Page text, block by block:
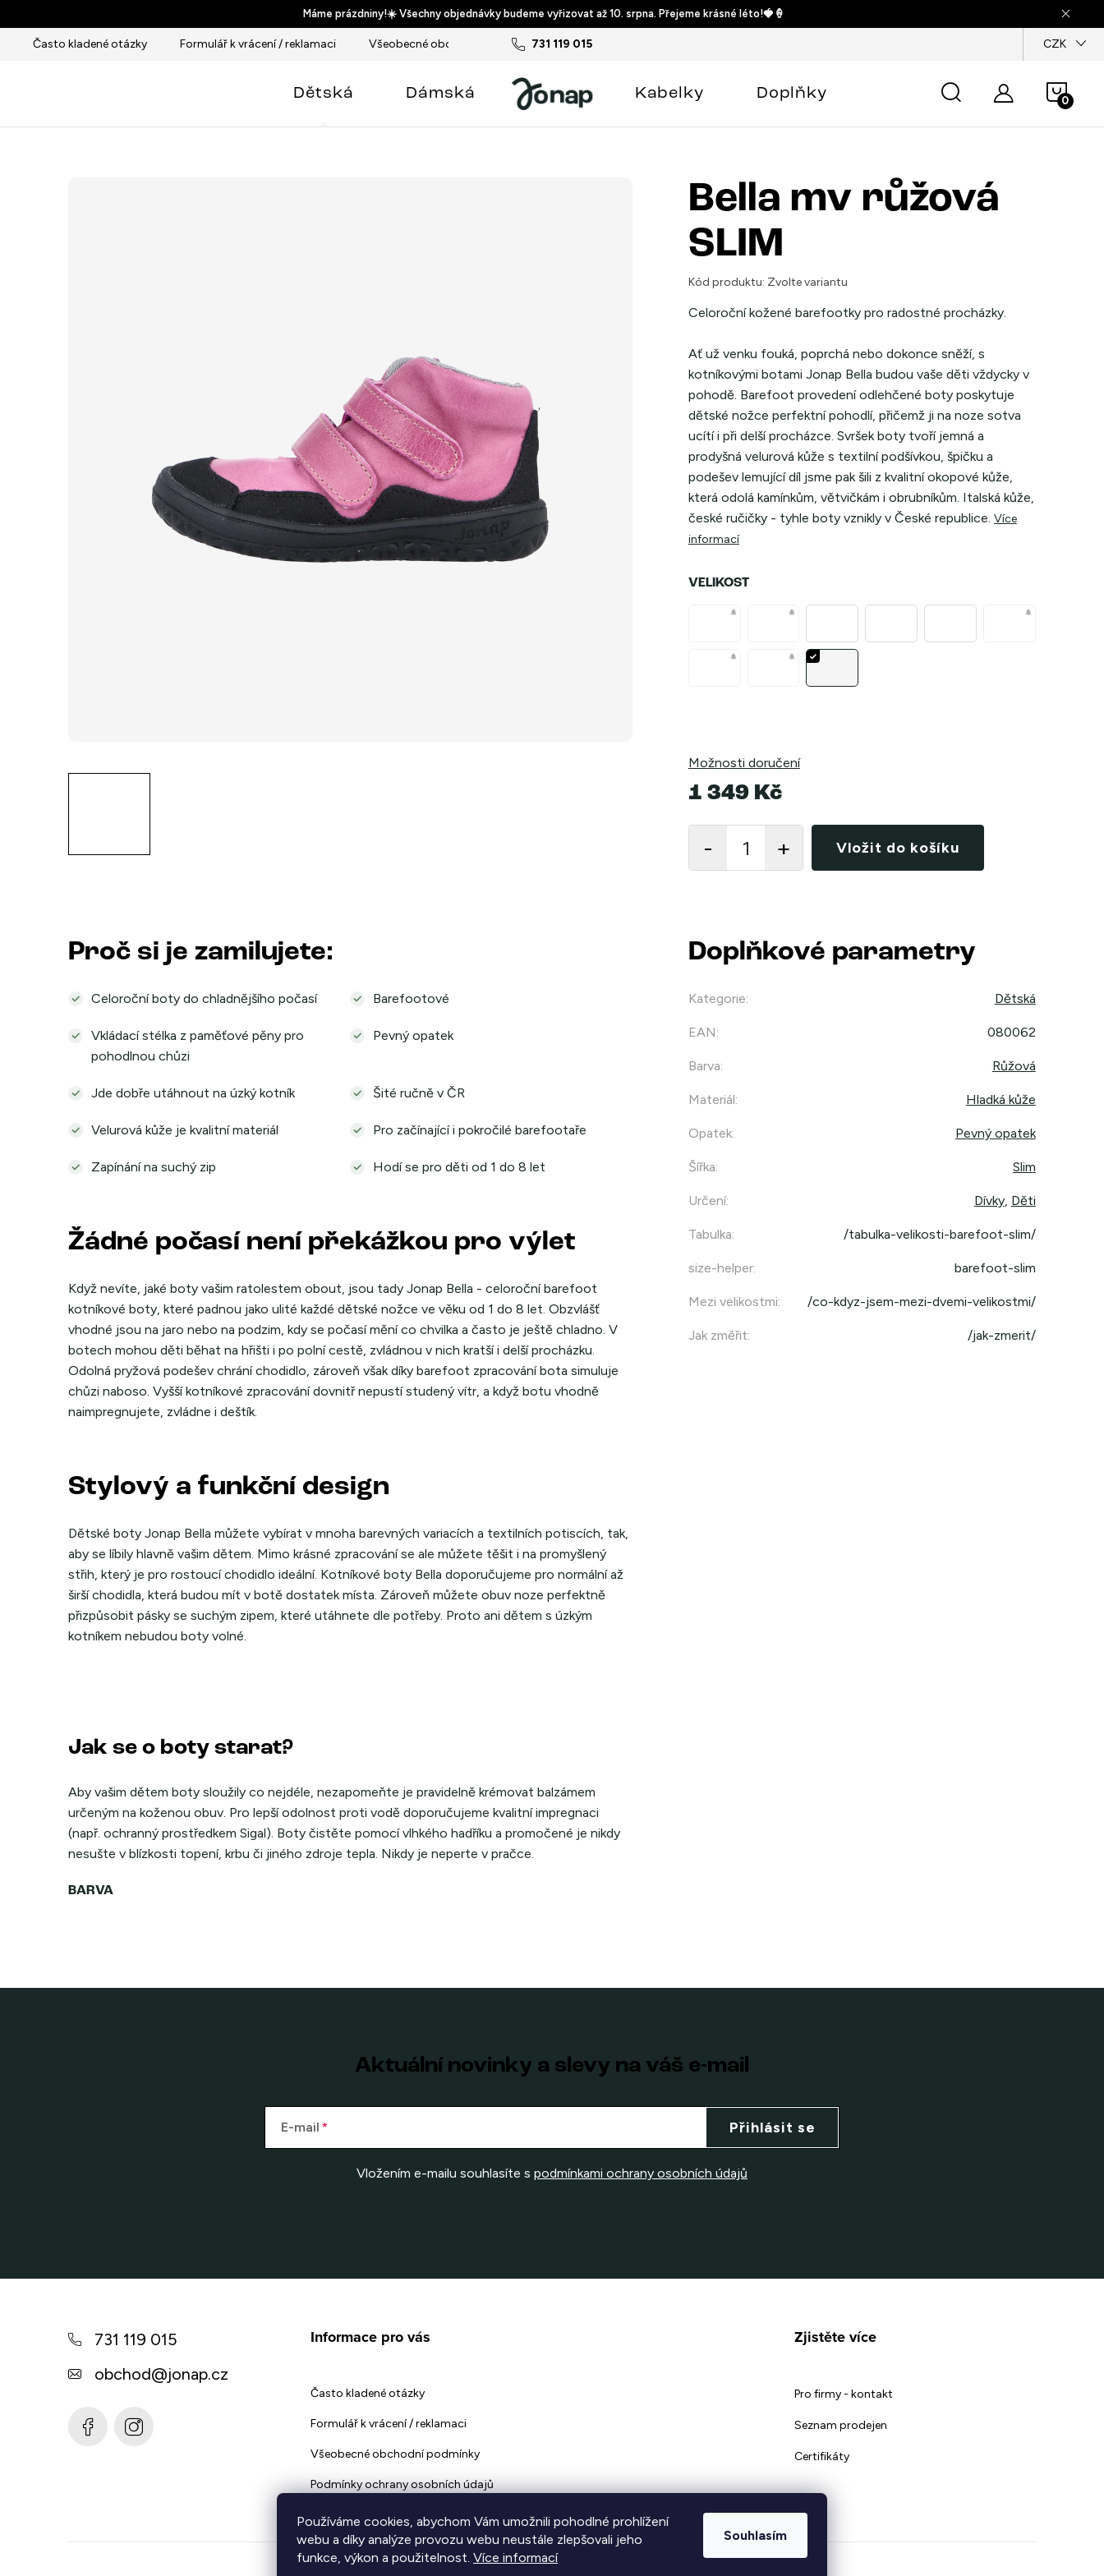
Používáme cookies, abychom Vám umožnili pohodlné prohlížení
webu a díky analýze provozu webu neustále zlepšovali jeho
funkce, výkon a použitelnost. Více informací
Souhlasím
na
obsah
Máme prázdniny!☀️ Všechny objednávky budeme vyřizovat až 10. srpna. Přejeme krásné léto!🍓🍦
731 119 015
Často kladené otázky Formulář k vrácení / reklamaci Všeobecné obchodní podmínky Podmínky ochrany osobních údajů CZK
košík
Dětská Dámská Kabelky Doplňky
Bella mv růžová
SLIM
Kód produktu: Zvolte variantu
Celoroční kožené barefootky pro radostné procházky.
Ať už venku fouká, poprchá nebo dokonce sněží, s
kotníkovými botami Jonap Bella budou vaše děti vždycky v
pohodě. Barefoot provedení odlehčené boty poskytuje
dětské nožce perfektní pohodlí, přičemž ji na noze sotva
ucítí i při delší procházce. Svršek boty tvoří jemná a
prodyšná velurová kůže s textilní podšívkou, špičku a
podešev lemující díl jsme pak šili z kvalitní okopové kůže,
která odolá kamínkům, větvičkám i obrubníkům. Italská kůže,
české ručičky - tyhle boty vznikly v České republice. Více
informací
VELIKOST
Možnosti doručení
1 349 Kč
Vložit do košíku
Proč si je zamilujete:
Celoroční boty do chladnějšího počasí Barefootové
Vkládací stélka z paměťové pěny pro
pohodlnou chůzi
Pevný opatek
Jde dobře utáhnout na úzký kotník Šité ručně v ČR
Velurová kůže je kvalitní materiál Pro začínající i pokročilé barefootaře
Zapínání na suchý zip Hodí se pro děti od 1 do 8 let
Žádné počasí není překážkou pro výlet
Když nevíte, jaké boty vašim ratolestem obout, jsou tady Jonap Bella - celoroční barefoot
kotníkové boty, které padnou jako ulité každé dětské nožce ve věku od 1 do 8 let. Obzvlášť
vhodné jsou na jaro nebo na podzim, kdy se počasí mění co chvilka a často je ještě chladno. V
botech mohou děti běhat na hřišti i po polní cestě, zvládnou v nich kratší i delší procházku.
Odolná pryžová podešev chrání chodidlo, zároveň však díky barefoot zpracování bota simuluje
chůzi naboso. Vyšší kotníkové zpracování dovnitř nepustí studený vítr, a když botu vhodně
naimpregnujete, zvládne i deštík.
Stylový a funkční design
Dětské boty Jonap Bella můžete vybírat v mnoha barevných variacích a textilních potiscích, tak,
aby se líbily hlavně vašim dětem. Mimo krásné zpracování se ale můžete těšit i na promyšlený
střih, který je pro rostoucí chodidlo ideální. Kotníkové boty Bella doporučujeme pro normální až
širší chodidla, která budou mít v botě dostatek místa. Zároveň můžete obuv noze perfektně
přizpůsobit pásky se suchým zipem, které utáhnete dle potřeby. Proto ani dětem s úzkým
kotníkem nebudou boty volné.
Jak se o boty starat?
Aby vašim dětem boty sloužily co nejdéle, nezapomeňte je pravidelně krémovat balzámem
určeným na koženou obuv. Pro lepší odolnost proti vodě doporučujeme kvalitní impregnaci
(např. ochranný prostředkem Sigal). Boty čistěte pomocí vlhkého hadříku a promočené je nikdy
nesušte v blízkosti topení, krbu či jiného zdroje tepla. Nikdy je neperte v pračce.
Doplňkové parametry
Kategorie: Dětská
EAN: 080062
Barva: Růžová
Materiál: Hladká kůže
Opatek: Pevný opatek
Šířka: Slim
Určení: Dívky, Děti
Tabulka: /tabulka-velikosti-barefoot-slim/
size-helper: barefoot-slim
Mezi velikostmi: /co-kdyz-jsem-mezi-dvemi-velikostmi/
Jak změřit: /jak-zmerit/
Aktuální novinky a slevy na váš e-mail
E-mail
Vložením e-mailu souhlasíte s podmínkami ochrany osobních údajů
Přihlásit se
731 119 015
obchod@jonap.cz
Informace pro vás
Často kladené otázky
Formulář k vrácení / reklamaci
Všeobecné obchodní podmínky
Podmínky ochrany osobních údajů
Zjistěte více
Pro firmy - kontakt
Seznam prodejen
Certifikáty